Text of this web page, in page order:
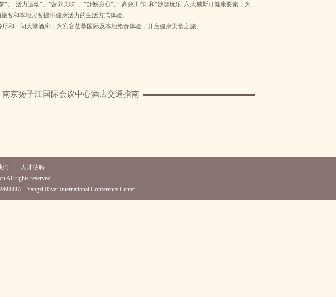
"、"活力运动"、"营养美味"、"舒畅身心"、"高效工作"和"妙趣玩乐"六大威斯汀健康要素，为
客和本地宾客提供健康活力的生活方式体验。
和一间大堂酒廊，为宾客荟萃国际及本地飨食体验，开启健康美食之旅。
南京扬子江国际会议中心酒店交通指南
们
人才招聘
All rights reserved
Yangzi River International Conference Center